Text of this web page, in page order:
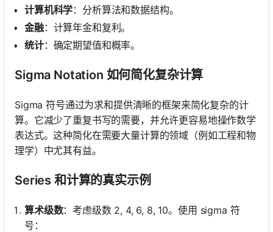
计算机科学：分析算法和数据结构。
金融：计算年金和复利。
统计：确定期望值和概率。
Sigma Notation 如何简化复杂计算
Sigma 符号通过为求和提供清晰的框架来简化复杂的计
算。它减少了重复书写的需要，并允许更容易地操作数学
表达式。这种简化在需要大量计算的领域（例如工程和物
理学）中尤其有益。
Series 和计算的真实示例
算术级数：考虑级数 2, 4, 6, 8, 10。使用 sigma 符
号：